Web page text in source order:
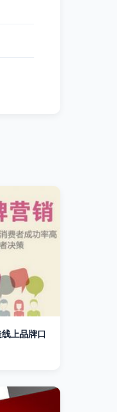
上品牌口